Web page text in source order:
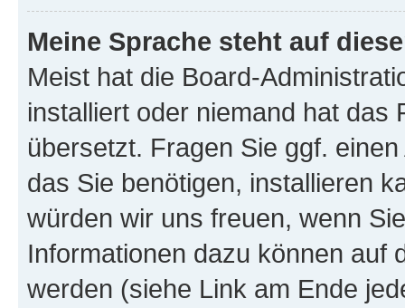
Meine Sprache steht auf
Meist hat die Board-
installiert oder niemand hat das
übersetzt. Fragen Sie ggf.
das Sie benötigen, installieren
würden wir uns freuen, wenn
Informationen dazu können auf
werden (siehe Link am Ende